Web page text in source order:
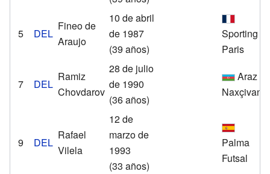
5 DEL
Fineo de
Araujo
10 de abril
de 1987
(39 años)
Sporting
Paris
7 DEL
Ramiz
Chovdarov
28 de julio
de 1990
(36 años)
Araz
Naxçivan
9 DEL
Rafael
Vilela
12 de
marzo de
1993
(33 años)
Palma
Futsal